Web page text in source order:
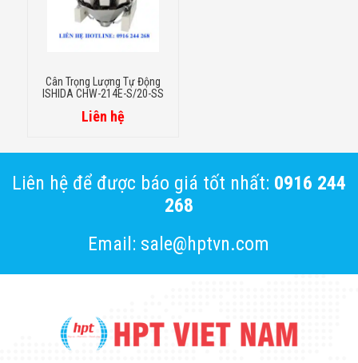
Cân Trọng Lượng Tự Động
ISHIDA CHW-214E-S/20-SS
Liên hệ
Liên hệ để được báo giá tốt nhất: 0916 244
268
Email: sale@hptvn.com